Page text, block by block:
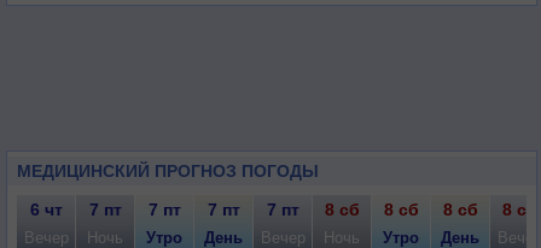
МЕДИЦИНСКИЙ ПРОГНОЗ ПОГОДЫ
6 чт 7 пт 7 пт 7 пт 7 пт 8 сб 8 сб 8 сб 8 сб
Вечер Ночь Утро День Вечер Ночь Утро День Вечер